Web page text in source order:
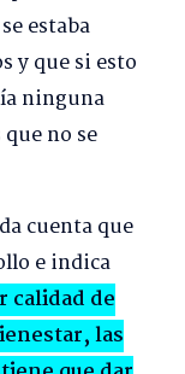
estaba
y que si esto
ninguna
no se
cuenta que
e indica
calidad de
las